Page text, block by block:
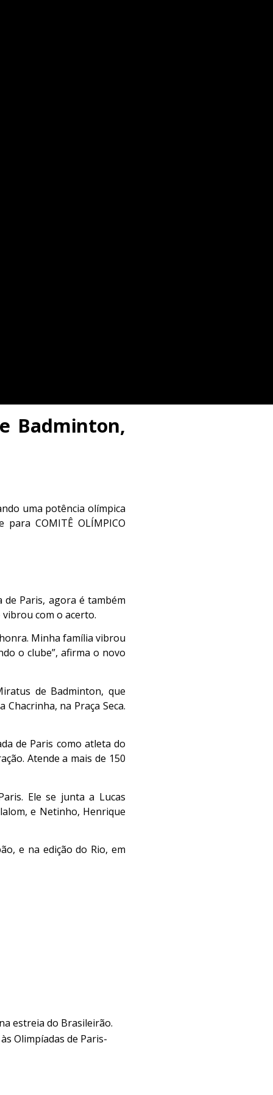
Badminton,
uma potência olímpica
para COMITÊ OLÍMPICO
de Paris, agora é também
com o acerto.
Minha família vibrou
o clube”, afirma o novo
de Badminton, que
na Praça Seca.
de Paris como atleta do
Atende a mais de 150
Ele se junta a Lucas
e Netinho, Henrique
e na edição do Rio, em
estreia do Brasileirão.
Olimpíadas de Paris-